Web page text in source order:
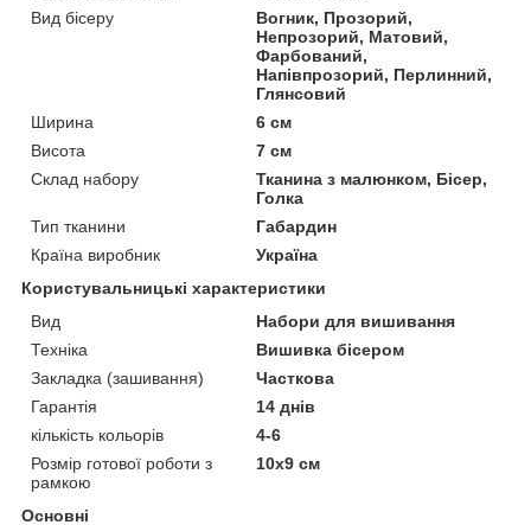
Вид бісеру
Вогник, Прозорий,
Непрозорий, Матовий,
Фарбований,
Напівпрозорий, Перлинний,
Глянсовий
Ширина
6 см
Висота
7 см
Склад набору
Тканина з малюнком, Бісер,
Голка
Тип тканини
Габардин
Країна виробник
Україна
Користувальницькі характеристики
Вид
Набори для вишивання
Техніка
Вишивка бісером
Закладка (зашивання)
Часткова
Гарантія
14 днів
кількість кольорів
4-6
Розмір готової роботи з
рамкою
10х9 см
Основні